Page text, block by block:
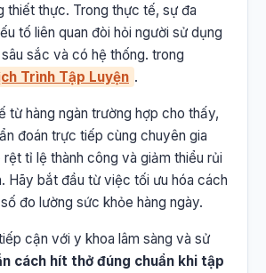
thiết thực. Trong thực tế, sự đa
tố liên quan đòi hỏi người sử dụng
sắc và có hệ thống. trong
Trình Tập Luyện .
từ hàng ngàn trường hợp cho thấy,
đoán trực tiếp cùng chuyên gia
tỉ lệ thành công và giảm thiểu rủi
Hãy bắt đầu từ việc tối ưu hóa cách
đo lường sức khỏe hàng ngày.
cận với y khoa lâm sàng và sử
cách hít thở đúng chuẩn khi tập